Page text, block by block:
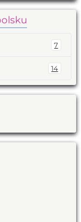
7
14